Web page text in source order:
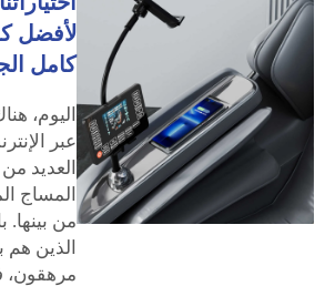
لأفضل
كامل
اليوم،
عبر
العديد
المساج
من بينها.
الذين هم
مرهقون،